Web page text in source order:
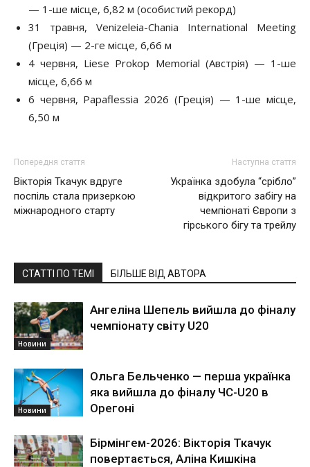
— 1-ше місце, 6,82 м (особистий рекорд)
31 травня, Venizeleia-Chania International Meeting
(Греція) — 2-ге місце, 6,66 м
4 червня, Liese Prokop Memorial (Австрія) — 1-ше
місце, 6,66 м
6 червня, Papaflessia 2026 (Греція) — 1-ше місце,
6,50 м
Попередня стаття
Вікторія Ткачук вдруге
поспіль стала призеркою
міжнародного старту
Наступна стаття
Українка здобула “срібло”
відкритого забігу на
чемпіонаті Європи з
гірського бігу та трейлу
СТАТТІ ПО ТЕМІ БІЛЬШЕ ВІД АВТОРА
Новини
Ангеліна Шепель вийшла до фіналу
чемпіонату світу U20
Новини
Ольга Бельченко — перша українка
яка вийшла до фіналу ЧС-U20 в
Орегоні
Бірмінгем-2026: Вікторія Ткачук
повертається, Аліна Кишкіна